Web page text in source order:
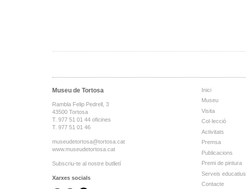
Museu de Tortosa
Rambla Felip Pedrell, 3
43500 Tortosa
T. 977 51 01 44 oficines
T. 977 51 01 46
museudetortosa@tortosa.cat
www.museudetortosa.cat
Subscriu-te al nostre butlletí
Xarxes socials
Inici
Museu
Visita
Col·lecció
Activitats
Premsa
Publicacions
Premi de pintura
Serveis educatius
Contacte